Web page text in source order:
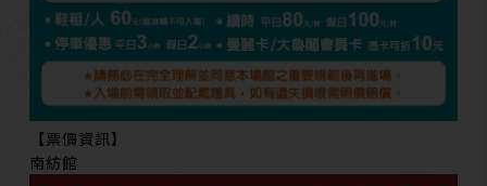
【票價資訊】
南紡館